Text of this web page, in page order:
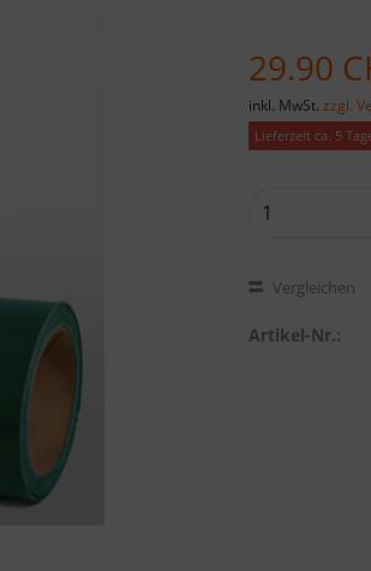
29.90
inkl. MwSt. zzgl.
Lieferzeit ca. 5
Vergleichen
Artikel-Nr.: